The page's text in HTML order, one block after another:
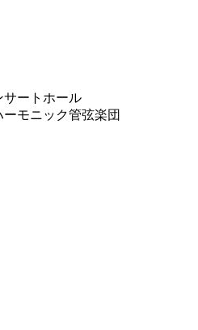
サートホール
モニック管弦楽団